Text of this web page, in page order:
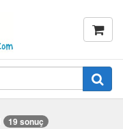
19 sonuç